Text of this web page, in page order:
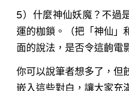
5）什麼神仙妖魔？不過
運的枷鎖。（把「神仙」
面的說法，是否令這齣電
你可以說筆者想多了，但
嵌入這些對白，讓大家充